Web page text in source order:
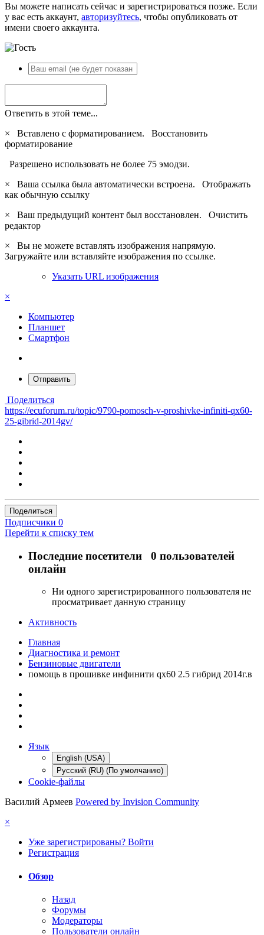
Вы можете написать сейчас и зарегистрироваться позже. Если
у вас есть аккаунт, авторизуйтесь, чтобы опубликовать от
имени своего аккаунта.
Ответить в этой теме...
×
Вставлено с форматированием. Восстановить
форматирование
Разрешено использовать не более 75 эмодзи.
×
Ваша ссылка была автоматически встроена. Отображать
как обычную ссылку
×
Ваш предыдущий контент был восстановлен. Очистить
редактор
×
Вы не можете вставлять изображения напрямую.
Загружайте или вставляйте изображения по ссылке.
Указать URL изображения
×
Компьютер
Планшет
Смартфон
Отправить
Поделиться
https://ecuforum.ru/topic/9790-pomosch-v-proshivke-infiniti-qx60-
25-gibrid-2014gv/
Поделиться
Подписчики 0
Перейти к списку тем
Последние посетители 0 пользователей
онлайн
Ни одного зарегистрированного пользователя не
просматривает данную страницу
Активность
Главная
Диагностика и ремонт
Бензиновые двигатели
помощь в прошивке инфинити qx60 2.5 гибрид 2014г.в
Язык
English (USA)
Русский (RU) (По умолчанию)
Cookie-файлы
Василий Армеев Powered by Invision Community
×
Уже зарегистрированы? Войти
Регистрация
Обзор
Назад
Форумы
Модераторы
Пользователи онлайн